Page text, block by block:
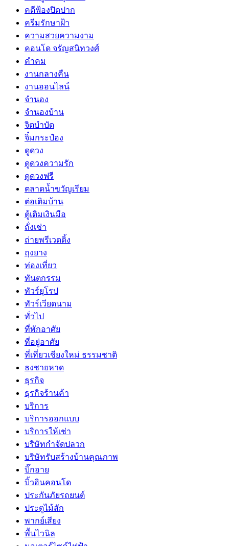
คดีฟ้องปิดปาก
ครีมรักษาฝ้า
ความสวยความงาม
คอนโด จรัญสนิทวงศ์
คำคม
งานกลางคืน
งานออนไลน์
จำนอง
จำนองบ้าน
จิตบำบัด
จิ๋มกระป๋อง
ดูดวง
ดูดวงความรัก
ดูดวงฟรี
ตลาดน้ำขวัญเรียม
ต่อเติมบ้าน
ตู้เติมเงินมือ
ถั่งเช่า
ถ่ายพรีเวดดิ้ง
ถุงยาง
ท่องเที่ยว
ทันตกรรม
ทัวร์ยุโรป
ทัวร์เวียดนาม
ทั่วไป
ที่พักอาศัย
ที่อยู่อาศัย
ที่เที่ยวเชียงใหม่ ธรรมชาติ
ธงชายหาด
ธุรกิจ
ธุรกิจร้านค้า
บริการ
บริการออกแบบ
บริการให้เช่า
บริษัทกำจัดปลวก
บริษัทรับสร้างบ้านคุณภาพ
บิ๊กอาย
บิ้วอินคอนโด
ประกันภัยรถยนต์
ประตูไม้สัก
พากย์เสียง
พื้นไวนิล